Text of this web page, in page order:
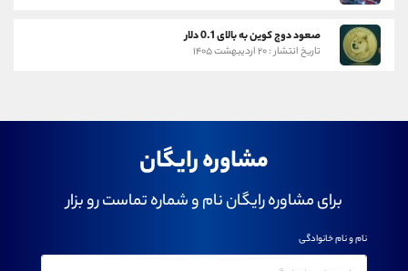
صعود دوج کوین به بالای 0.1 دلار
تاریخ انتشار : ۲۰ اردیبهشت ۱۴۰۵
مشاوره رایگان
برای مشاوره رایگان نام و شماره تماست رو بزار
نام و نام خانوادگی